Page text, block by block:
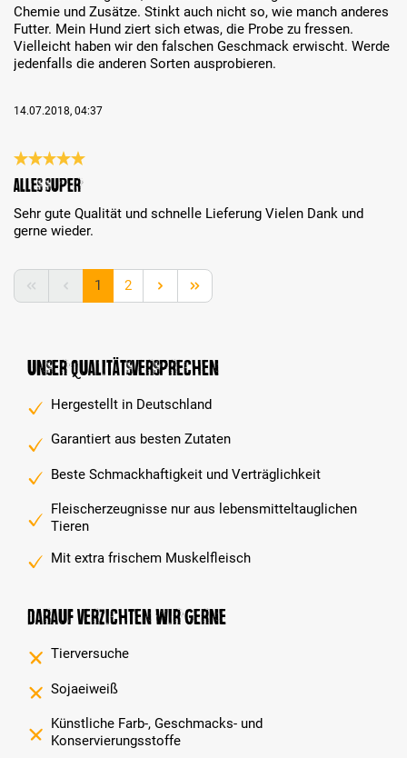
Chemie und Zusätze. Stinkt auch nicht so, wie manch anderes
Futter. Mein Hund ziert sich etwas, die Probe zu fressen.
Vielleicht haben wir den falschen Geschmack erwischt. Werde
jedenfalls die anderen Sorten ausprobieren.
14.07.2018, 04:37
Bewertung mit 5 von 5 Sternen
Alles super
Sehr gute Qualität und schnelle Lieferung Vielen Dank und
gerne wieder.
Seite
1 Seite
2
Unser Qualitätsversprechen
Hergestellt in Deutschland
Garantiert aus besten Zutaten
Beste Schmackhaftigkeit und Verträglichkeit
Fleischerzeugnisse nur aus lebensmitteltauglichen
Tieren
Mit extra frischem Muskelfleisch
Darauf verzichten wir gerne
Tierversuche
Sojaeiweiß
Künstliche Farb-, Geschmacks- und
Konservierungsstoffe